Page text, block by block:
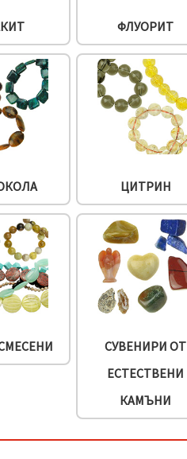
ФЛУОРИТ
ЦИТРИН
СУВЕНИРИ ОТ
ЕСТЕСТВЕНИ
КАМЪНИ